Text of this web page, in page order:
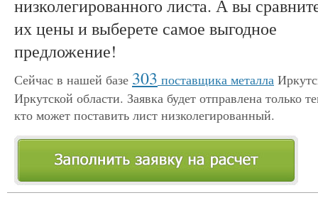
низколегированного листа. А вы
их цены и выберете самое выгодное
предложение!
Сейчас в нашей базе 303 поставщика металла
Иркутской области. Заявка будет отправлена только
кто может поставить лист низколегированный.